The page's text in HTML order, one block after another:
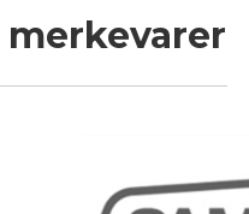
merkevarer